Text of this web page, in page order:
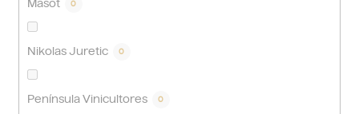
Masot 0
Nikolas Juretic 0
Península Vinicultores 0